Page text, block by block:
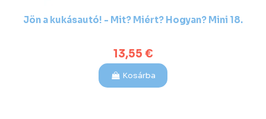
Jön a kukásautó! - Mit? Miért? Hogyan? Mini 18.
13,55 €
Kosárba